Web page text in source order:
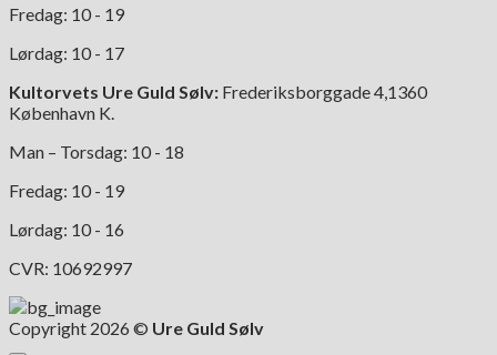
Fredag: 10 - 19
Lørdag: 10 - 17
Kultorvets Ure Guld Sølv: Frederiksborggade 4,1360
København K.
Man – Torsdag: 10 - 18
Fredag: 10 - 19
Lørdag: 10 - 16
CVR: 10692997
Copyright 2026 © Ure Guld Sølv